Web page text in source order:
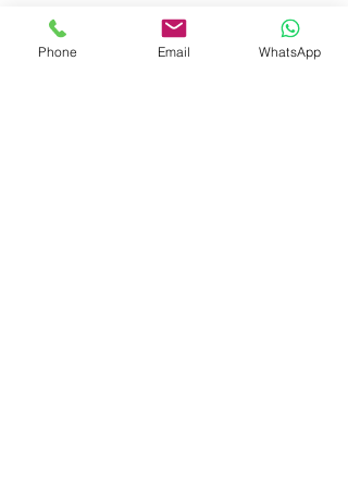
כתיבת תגובה... Phone Email WhatsApp